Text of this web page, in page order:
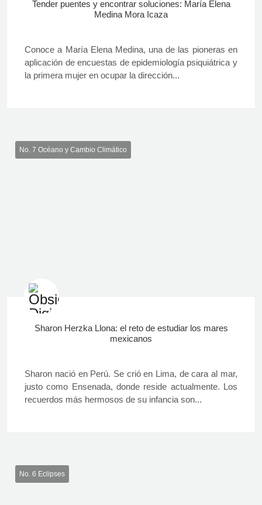
Tender puentes y encontrar soluciones: María Elena
Medina Mora Icaza
Conoce a María Elena Medina, una de las pioneras en
aplicación de encuestas de epidemiología psiquiátrica y
la primera mujer en ocupar la dirección...
No. 7 Océano y Cambio Climático
Sharon Herzka Llona: el reto de estudiar los mares
mexicanos
Sharon nació en Perú. Se crió en Lima, de cara al mar,
justo como Ensenada, donde reside actualmente. Los
recuerdos más hermosos de su infancia son...
No. 6 Eclipses